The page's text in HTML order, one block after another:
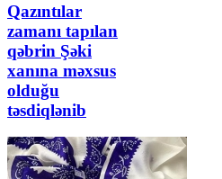
Qazıntılar
zamanı tapılan
qəbrin Şəki
xanına məxsus
olduğu
təsdiqlənib